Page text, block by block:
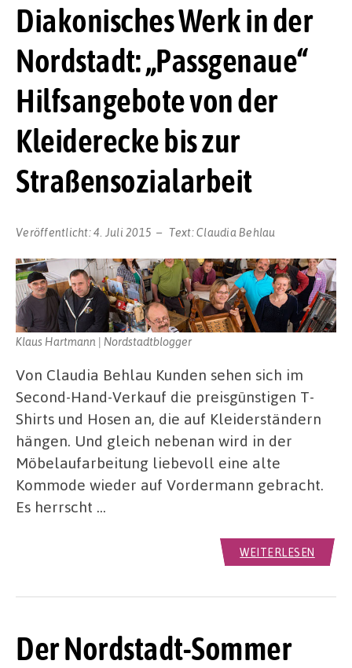
Diakonisches Werk in der
Nordstadt: „Passgenaue“
Hilfsangebote von der
Kleiderecke bis zur
Straßensozialarbeit
Veröffentlicht:4. Juli 2015 Text:Claudia Behlau
Klaus Hartmann | Nordstadtblogger
Von Claudia Behlau Kunden sehen sich im
Second-Hand-Verkauf die preisgünstigen T-
Shirts und Hosen an, die auf Kleiderständern
hängen. Und gleich nebenan wird in der
Möbelaufarbeitung liebevoll eine alte
Kommode wieder auf Vordermann gebracht.
Es herrscht …
WEITERLESEN
Der Nordstadt-Sommer